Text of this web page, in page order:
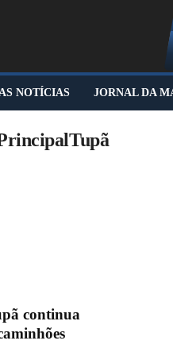
NOTÍCIAS JORNAL DA
continua